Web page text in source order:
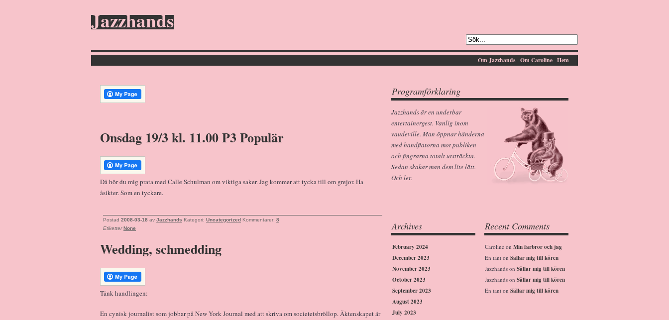
Jazzhands
Hem
Om Caroline
Om Jazzhands
Onsdag 19/3 kl. 11.00 P3 Populär
Då hör du mig prata med Calle Schulman om viktiga saker. Jag kommer att tycka till om grejor. Ha
åsikter. Som en tyckare.
Postad 2008-03-18 av Jazzhands Kategori: Uncategorized Kommentarer: 8
Etiketter None
Wedding, schmedding
Tänk handlingen:
En cynisk journalist som jobbar på New York Journal med att skriva om societetsbröllop. Äktenskapet är
Programförklaring
Jazzhands är en underbar
entertainergest. Vanlig inom
vaudeville. Man öppnar händerna
med handflatorna mot publiken
och fingrarna totalt utsträckta.
Sedan skakar man dem lite lätt.
Och ler.
Archives
February 2024
December 2023
November 2023
October 2023
September 2023
August 2023
July 2023
Recent Comments
Caroline on Min farbror och jag
En tant on Sällar mig till kören
Jazzhands on Sällar mig till kören
Jazzhands on Sällar mig till kören
En tant on Sällar mig till kören